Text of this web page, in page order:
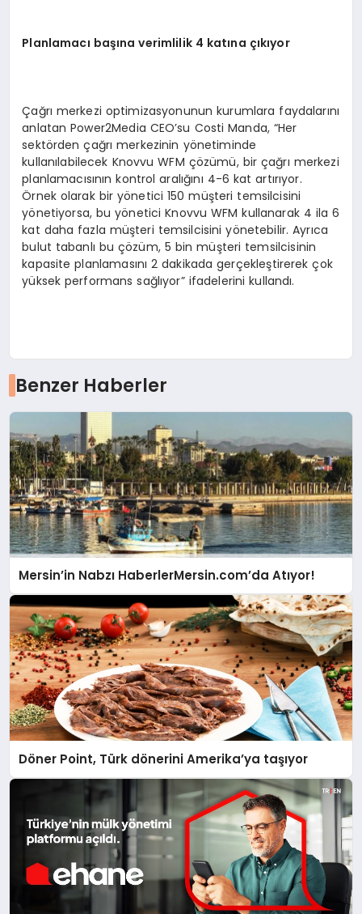
Planlamacı başına verimlilik 4 katına çıkıyor
Çağrı merkezi optimizasyonunun kurumlara faydalarını
anlatan Power2Media CEO’su Costi Manda, “Her
sektörden çağrı merkezinin yönetiminde
kullanılabilecek Knovvu WFM çözümü, bir çağrı merkezi
planlamacısının kontrol aralığını 4-6 kat artırıyor.
Örnek olarak bir yönetici 150 müşteri temsilcisini
yönetiyorsa, bu yönetici Knovvu WFM kullanarak 4 ila 6
kat daha fazla müşteri temsilcisini yönetebilir. Ayrıca
bulut tabanlı bu çözüm, 5 bin müşteri temsilcisinin
kapasite planlamasını 2 dakikada gerçekleştirerek çok
yüksek performans sağlıyor” ifadelerini kullandı.
Benzer Haberler
Mersin’in Nabzı HaberlerMersin.com’da Atıyor!
Döner Point, Türk dönerini Amerika’ya taşıyor